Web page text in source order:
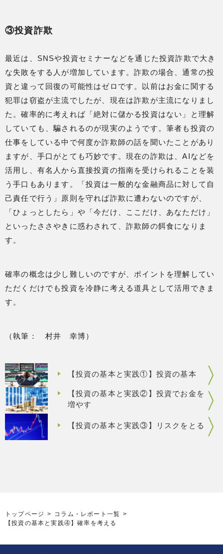
③投資詐欺
最近は、SNSや投資セミナーなどを通じた投資詐欺で大き
な失敗をする人が増加しています。詐欺の場合、通常の投
資と違って回復の可能性はゼロです。以前はお金に関する
犯罪は窃盗が主流でしたが、現在は詐欺が主流になりまし
た。確率的に考えれば「絶対に儲かる投資はない」と理解
していても、騙されるのが現実のようです。筆者も投資の
仕事をしている中で何度か詐欺師の話を聞いたことがあり
ますが、手口がとても巧妙です。現在の詐欺は、AIなどを
活用し、有名人から直接投資の指南を受けられることを装
う手口もあります。「投資は一般的な金融商品に対して自
己責任で行う」原則を守れば詐欺に遭わないのですが、
「ひょっとしたら」や「今だけ、ここだけ、あなただけ」
といったささやきに惑わされて、詐欺師の餌食になりま
す。
確率の概念は少し難しいのですが、ポイントを理解してい
ただくだけでも投資を冷静に考える道具として活用できま
す。
（執筆： 村井 幸博）
【投資の基本と実践①】投資の基本
【投資の基本と実践②】投資でお金を
増やす
【投資の基本と実践③】リスクをとる
トップページ
コラム・レポート一覧
【投資の基本と実践④】確率を考える